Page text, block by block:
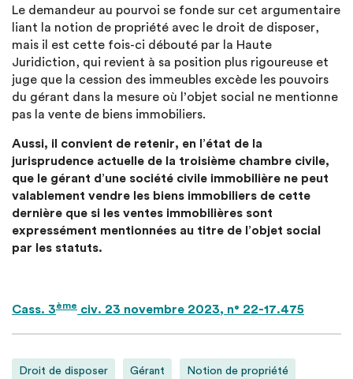
Le demandeur au pourvoi se fonde sur cet argumentaire
liant la notion de propriété avec le droit de disposer,
mais il est cette fois-ci débouté par la Haute
Juridiction, qui revient à sa position plus rigoureuse et
juge que la cession des immeubles excède les pouvoirs
du gérant dans la mesure où l’objet social ne mentionne
pas la vente de biens immobiliers.
Aussi, il convient de retenir, en l’état de la
jurisprudence actuelle de la troisième chambre civile,
que le gérant d’une société civile immobilière ne peut
valablement vendre les biens immobiliers de cette
dernière que si les ventes immobilières sont
expressément mentionnées au titre de l’objet social
par les statuts.
Cass. 3ème civ. 23 novembre 2023, n° 22-17.475
Droit de disposer Gérant Notion de propriété